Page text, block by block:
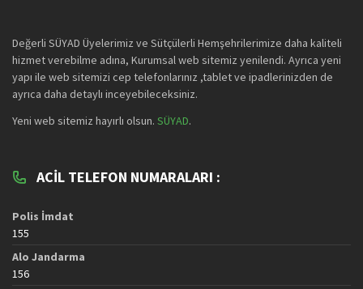
Değerli SÜYAD Üyelerimiz ve Sütçülerli Hemşehrilerimize daha kaliteli
hizmet verebilme adına, Kurumsal web sitemiz yenilendi. Ayrıca yeni
yapı ile web sitemizi cep telefonlarınız ,tablet ve ipadlerinizden de
ayrıca daha detaylı inceyebileceksiniz.
Yeni web sitemiz hayırlı olsun. SÜYAD.
ACIL TELEFON NUMARALARI :
Polis İmdat
155
Alo Jandarma
156